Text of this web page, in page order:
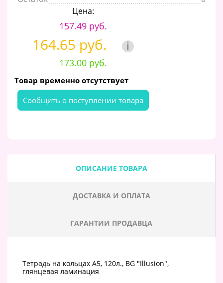
Цена:
157.49 руб.
164.65 руб. i
173.00 руб.
Товар временно отсутствует
Cообщить о поступлении товара
ОПИСАНИЕ ТОВАРА
ДОСТАВКА И ОПЛАТА
ГАРАНТИИ ПРОДАВЦА
Тетрадь на кольцах А5, 120л., BG "Illusion",
глянцевая ламинация